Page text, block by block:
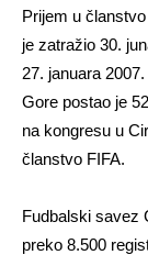
Prijem u
je zatražio 30.
27. januara
Gore postao je
na kongresu u
članstvo FIFA.
Fudbalski savez
preko 8.500